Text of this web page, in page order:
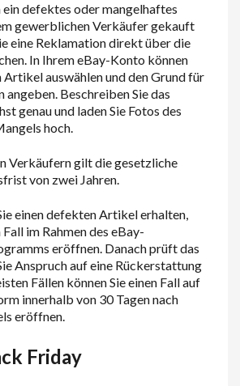
ein defektes oder mangelhaftes
gewerblichen Verkäufer gekauft
eine Reklamation direkt über die
In Ihrem eBay-Konto können
Artikel auswählen und den Grund für
angeben. Beschreiben Sie das
genau und laden Sie Fotos des
hoch.
Verkäufern gilt die gesetzliche
von zwei Jahren.
einen defekten Artikel erhalten,
Fall im Rahmen des eBay-
eröffnen. Danach prüft das
Anspruch auf eine Rückerstattung
Fällen können Sie einen Fall auf
innerhalb von 30 Tagen nach
eröffnen.
Friday